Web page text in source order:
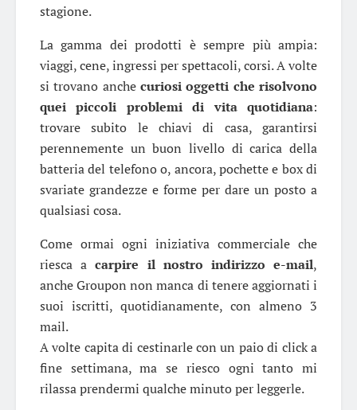
stagione.
La gamma dei prodotti è sempre più ampia:
viaggi, cene, ingressi per spettacoli, corsi. A volte
si trovano anche curiosi oggetti che risolvono
quei piccoli problemi di vita quotidiana:
trovare subito le chiavi di casa, garantirsi
perennemente un buon livello di carica della
batteria del telefono o, ancora, pochette e box di
svariate grandezze e forme per dare un posto a
qualsiasi cosa.
Come ormai ogni iniziativa commerciale che
riesca acarpire il nostro indirizzo e-mail,
anche Groupon non manca di tenere aggiornati i
suoi iscritti, quotidianamente, con almeno 3
mail.
A volte capita di cestinarle con un paio di click a
fine settimana, ma se riesco ogni tanto mi
rilassa prendermi qualche minuto per leggerle.